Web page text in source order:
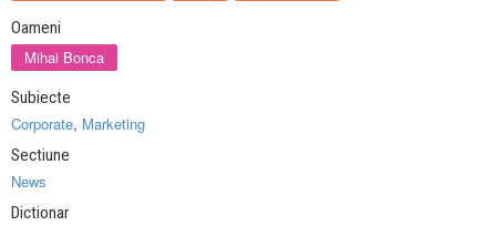
Oameni
Mihai Bonca
Subiecte
Corporate, Marketing
Sectiune
News
Dictionar